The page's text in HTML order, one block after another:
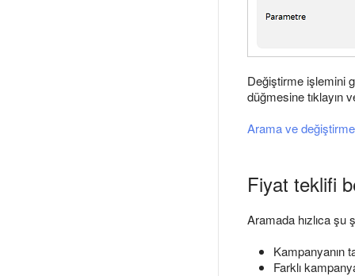
Değiştirme işlemini
düğmesine tıklayın
Arama ve değiştirme
Fiyat teklifi
Aramada hızlıca
Kampanyanın
Farklı